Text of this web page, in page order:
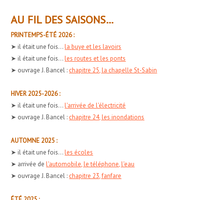
AU FIL DES SAISONS…
PRINTEMPS-ÉTÉ 2026 :
➤ il était une fois...la buye et les lavoirs
➤ il était une fois...les routes et les ponts
➤ ouvrage J. Bancel : chapitre 25, la chapelle St-Sabin
HIVER 2025-2026 :
➤ il était une fois...l'arrivée de l'électricité
➤ ouvrage J. Bancel : chapitre 24, les inondations
AUTOMNE 2025 :
➤ il était une fois...les écoles
➤ arrivée del'automobile, le téléphone, l'eau
➤ ouvrage J. Bancel : chapitre 23, fanfare